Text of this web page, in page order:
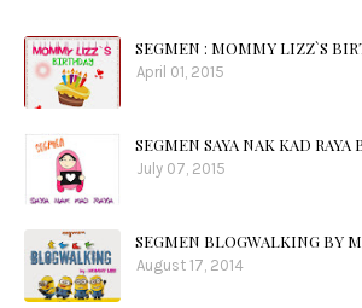
SEGMEN : MOMMY LIZZ`S
April 01, 2015
SEGMEN SAYA NAK KAD
July 07, 2015
SEGMEN BLOGWALKING BY
August 17, 2014